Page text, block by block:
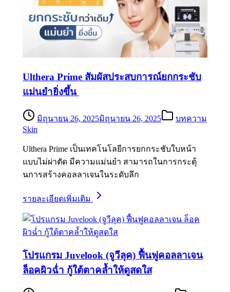
Ulthera Prime สัมผัสประสบการณ์ยกกระชับ
แม่นยำยิ่งขึ้น
มิถุนายน 26, 2025มิถุนายน 26, 2025
บทความ
Skin
Ulthera Prime เป็นเทคโนโลยีการยกกระชับใบหน้า
แบบไม่ผ่าตัด มีความแม่นยำ สามารถในการกระตุ้
นการสร้างคอลลาเจนในระดับลึก
รายละเอียดเพิ่มเติม
โปรแกรม Juvelook (จูวีลุค) ฟื้นฟูคอลลาเจน
ล็อคผิวฉ่ำ กู้ใต้ตาคล้ำให้ดูสดใส